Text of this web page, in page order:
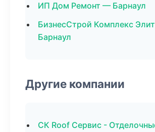
ИП Дом Ремонт — Барнаул
БизнесСтрой Комплекс
Барнаул
Другие компании
СК Roof Сервис -